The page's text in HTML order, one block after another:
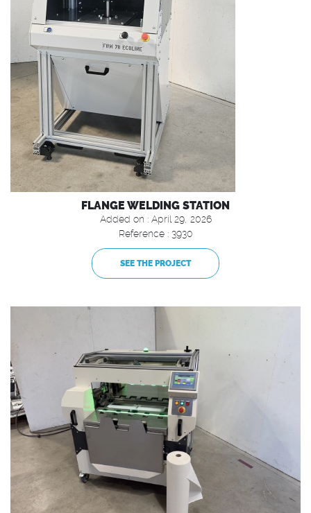
FLANGE WELDING STATION
Added on : April 29, 2026
Reference : 3930
SEE THE PROJECT